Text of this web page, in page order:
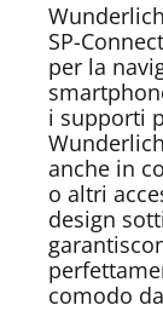
SP-
per la
i supporti
anche in
o altri
design
comodo